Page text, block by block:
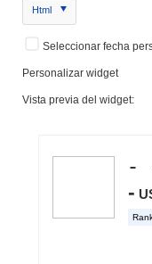
Html
Seleccionar fecha
Personalizar widget
Vista previa del widget: